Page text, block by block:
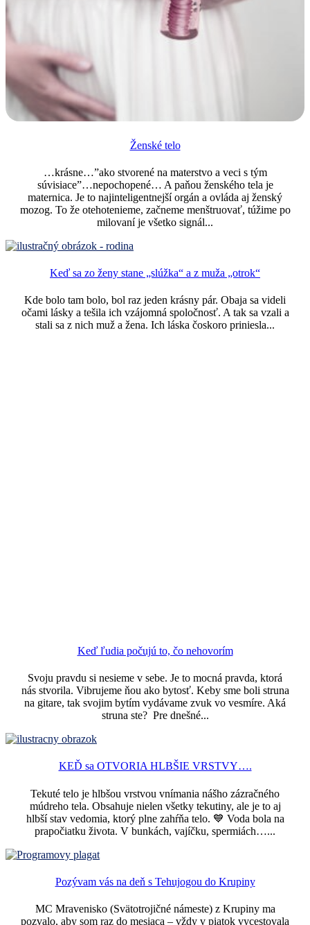
Ženské telo
…krásne…”ako stvorené na materstvo a veci s tým
súvisiace”…nepochopené… A paňou ženského tela je
maternica. Je to najinteligentnejší orgán a ovláda aj ženský
mozog. To že otehotenieme, začneme menštruovať, túžime po
milovaní je všetko signál...
Keď sa zo ženy stane „slúžka“ a z muža „otrok“
Kde bolo tam bolo, bol raz jeden krásny pár. Obaja sa videli
očami lásky a tešila ich vzájomná spoločnosť. A tak sa vzali a
stali sa z nich muž a žena. Ich láska čoskoro priniesla...
Keď ľudia počujú to, čo nehovorím
Svoju pravdu si nesieme v sebe. Je to mocná pravda, ktorá
nás stvorila. Vibrujeme ňou ako bytosť. Keby sme boli struna
na gitare, tak svojim bytím vydávame zvuk vo vesmíre. Aká
struna ste? Pre dnešné...
KEĎ sa OTVORIA HLBŠIE VRSTVY….
Tekuté telo je hlbšou vrstvou vnímania nášho zázračného
múdreho tela. Obsahuje nielen všetky tekutiny, ale je to aj
hlbší stav vedomia, ktorý plne zahŕňa telo. 💙 Voda bola na
prapočiatku života. V bunkách, vajíčku, spermiách…...
Pozývam vás na deň s Tehujogou do Krupiny
MC Mravenisko (Svätotrojičné námeste) z Krupiny ma
pozvalo, aby som raz do mesiaca – vždy v piatok vycestovala